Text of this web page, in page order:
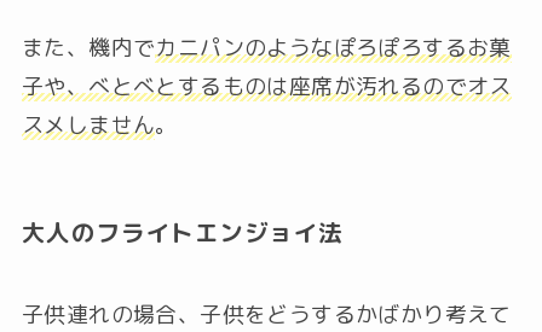
また、機内でカニパンのようなぽろぽろするお菓
子や、べとべとするものは座席が汚れるのでオス
スメしません。
大人のフライトエンジョイ法
子供連れの場合、子供をどうするかばかり考えて